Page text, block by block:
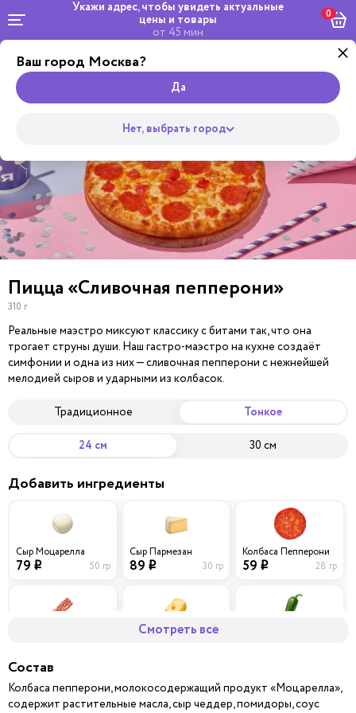
Укажи адрес, чтобы увидеть актуальные
цены и товары
от 45 мин
Ваш город Москва?
Да
Нет, выбрать город
0
Роллы
Комбо и
Пицца
Пицца «Сливочная пепперони»
310 г
Реальные маэстро миксуют классику с битами так, что она
трогает струны души. Наш гастро-маэстро на кухне создаёт
симфонии и одна из них — сливочная пепперони с нежнейшей
мелодией сыров и ударными из колбасок.
Традиционное Тонкое
24 см 30 см
Добавить ингредиенты
Сыр Моцарелла
79 i 50 гр
Сыр Пармезан
89 i 30 гр
Колбаса Пепперони
59 i 28 гр
Сыр Чеддер
Смотреть все
Состав
Колбаса пепперони, молокосодержащий продукт «Моцарелла»,
содержит растительные масла, сыр чеддер, помидоры, соус